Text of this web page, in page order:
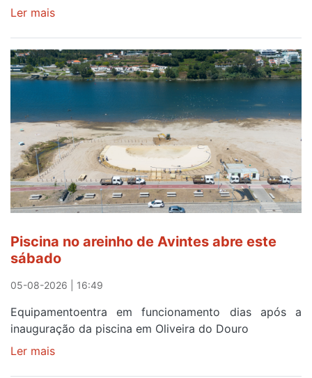
Ler mais
gratuitos
para
observar
eclipse
solar
esgotam
em
menos
de
24
após
campanha
reforço
Piscina no areinho de Avintes abre este
sábado
05-08-2026 | 16:49
Equipamentoentra em funcionamento dias após a
inauguração da piscina em Oliveira do Douro
Ler mais